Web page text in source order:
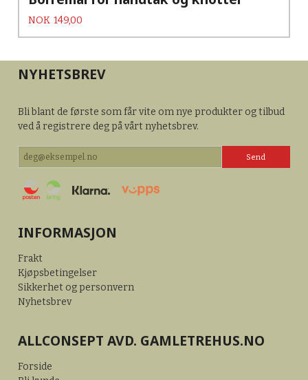
Pris
NOK 149,00
NYHETSBREV
Bli blant de første som får vite om nye produkter og tilbud
ved å registrere deg på vårt nyhetsbrev.
INFORMASJON
Frakt
Kjøpsbetingelser
Sikkerhet og personvern
Nyhetsbrev
ALLCONSEPT AVD. GAMLETREHUS.NO
Forside